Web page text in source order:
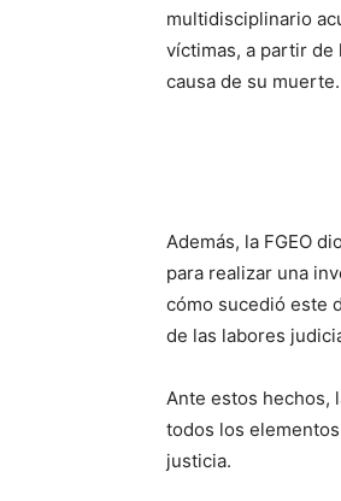
multidisciplinario
víctimas, a partir
causa de su muerte.
Además, la FGEO
para realizar una
cómo sucedió este
de las labores
Ante estos hechos,
todos los
justicia.